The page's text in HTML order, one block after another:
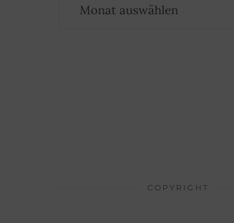
COPYRIGHT